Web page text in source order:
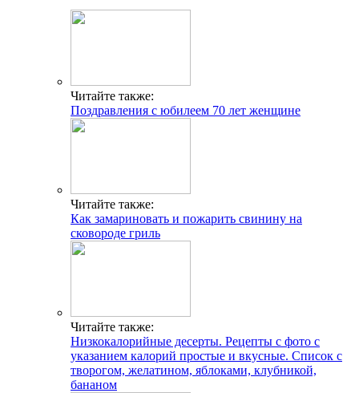
Читайте также:
Поздравления с юбилеем 70 лет женщине
Читайте также:
Как замариновать и пожарить свинину на
сковороде гриль
Читайте также:
Низкокалорийные десерты. Рецепты с фото с
указанием калорий простые и вкусные. Список с
творогом, желатином, яблоками, клубникой,
бананом